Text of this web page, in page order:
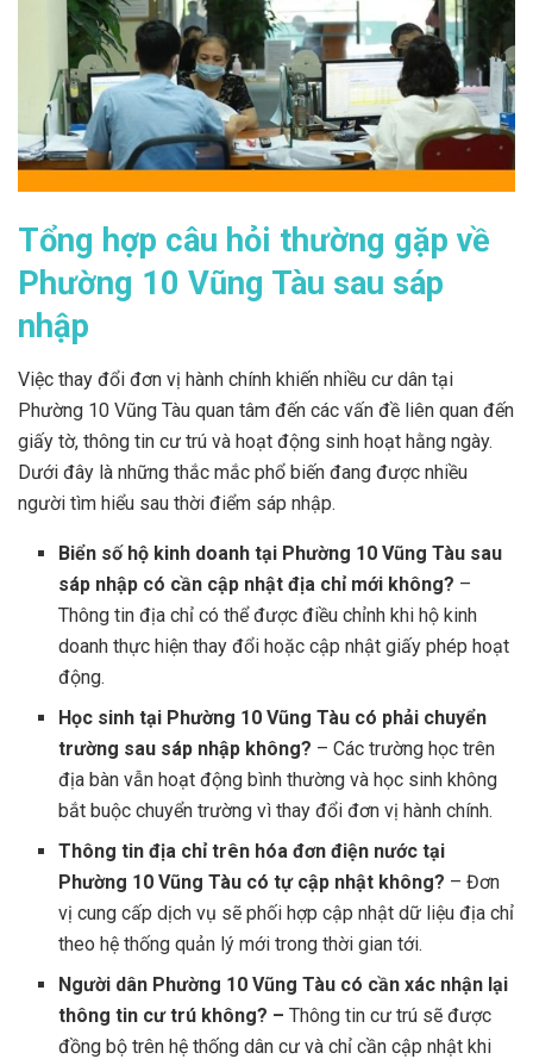
Tổng hợp câu hỏi thường gặp về
Phường 10 Vũng Tàu sau sáp
nhập
Việc thay đổi đơn vị hành chính khiến nhiều cư dân tại
Phường 10 Vũng Tàu quan tâm đến các vấn đề liên quan đến
giấy tờ, thông tin cư trú và hoạt động sinh hoạt hằng ngày.
Dưới đây là những thắc mắc phổ biến đang được nhiều
người tìm hiểu sau thời điểm sáp nhập.
Biển số hộ kinh doanh tại Phường 10 Vũng Tàu sau
sáp nhập có cần cập nhật địa chỉ mới không? –
Thông tin địa chỉ có thể được điều chỉnh khi hộ kinh
doanh thực hiện thay đổi hoặc cập nhật giấy phép hoạt
động.
Học sinh tại Phường 10 Vũng Tàu có phải chuyển
trường sau sáp nhập không? – Các trường học trên
địa bàn vẫn hoạt động bình thường và học sinh không
bắt buộc chuyển trường vì thay đổi đơn vị hành chính.
Thông tin địa chỉ trên hóa đơn điện nước tại
Phường 10 Vũng Tàu có tự cập nhật không? – Đơn
vị cung cấp dịch vụ sẽ phối hợp cập nhật dữ liệu địa chỉ
theo hệ thống quản lý mới trong thời gian tới.
Người dân Phường 10 Vũng Tàu có cần xác nhận lại
thông tin cư trú không? –Thông tin cư trú sẽ được
đồng bộ trên hệ thống dân cư và chỉ cần cập nhật khi